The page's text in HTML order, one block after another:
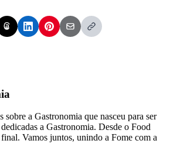
a Gastronomia que nasceu para ser
a Gastronomia. Desde o Food
Vamos juntos, unindo a Fome com a